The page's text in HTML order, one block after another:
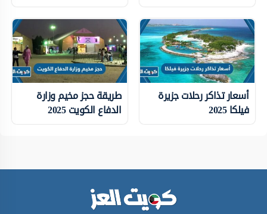
أسعار تذاكر رحلات جزيرة
فيلكا 2025
طريقة حجز مخيم وزارة
الدفاع الكويت 2025